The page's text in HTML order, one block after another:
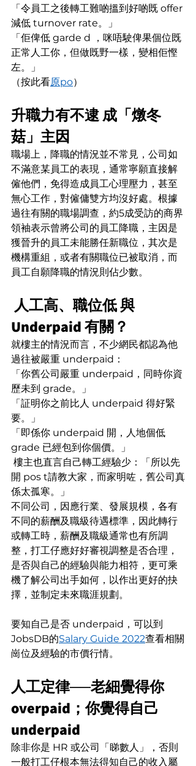
「令員工之後轉工難啲搵到好啲既 offer
減低 turnover rate。」
「佢俾低 garde d ，咪唔駛俾果個位既
正常人工你，但做既野一樣，變相佢慳
左。」
（按此看原po）
升職力有不逮 成「燉冬
菇」主因
職場上，降職的情況並不常見，公司如
不滿意某員工的表現，通常寧願直接解
僱他們，免得造成員工心理壓力，甚至
無心工作，對僱傭雙方均沒好處。根據
過往有關的職場調查，約5成受訪的商界
領袖表示曾將公司的員工降職，主因是
獲晉升的員工未能勝任新職位，其次是
機構重組，或者有關職位已被取消，而
員工自願降職的情況則佔少數。
人工高、職位低 與
Underpaid 有關？
就樓主的情況而言，不少網民都認為他
過往被嚴重 underpaid：
「你舊公司嚴重 underpaid，同時你資
歷未到 grade。」
「証明你之前比人 underpaid 得好緊
要。」
「即係你 underpaid 開，人地個低
grade 已經包到你個價。」
樓主也直言自己轉工經驗少：「所以先
開 pos t請教大家，而家明咗，舊公司真
係太孤寒。」
不同公司，因應行業、發展規模，各有
不同的薪酬及職級待遇標準，因此轉行
或轉工時，薪酬及職級通常也有所調
整，打工仔應好好審視調整是否合理，
是否與自己的經驗與能力相符，更可乘
機了解公司出手如何，以作出更好的抉
擇，並制定未來職涯規劃。
要知自己是否 underpaid，可以到
JobsDB的Salary Guide 2022查看相關
崗位及經驗的市價行情。
人工定律──老細覺得你
overpaid；你覺得自己
underpaid
除非你是 HR 或公司「睇數人」，否則
一般打工仔根本無法得知自己的收入屬